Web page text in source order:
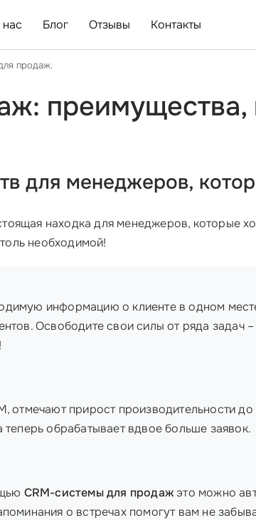
Блог Отзывы Контакты
продаж.
для менеджеров,
находка для менеджеров, которые
необходимой!
информацию о клиенте в одном
Освободите свои силы от ряда задач
отмечают прирост производительности
обрабатывает вдвое больше заявок.
CRM-системы для продаж это можно
о встречах помогут вам не